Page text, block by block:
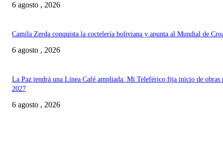
6 agosto , 2026
Camila Zerda conquista la coctelería boliviana y apunta al Mundial de
6 agosto , 2026
La Paz tendrá una Línea Café ampliada: Mi Teleférico fija inicio de obras
2027
6 agosto , 2026